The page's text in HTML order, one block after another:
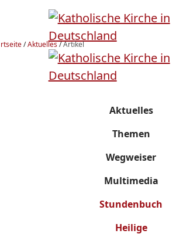
/Aktuelles/Artikel
Aktuelles
Themen
Wegweiser
Multimedia
Stundenbuch
Heilige